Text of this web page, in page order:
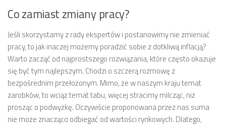
Co zamiast zmiany pracy?
Jeśli skorzystamy z rady ekspertów i postanowimy nie zmieniać
pracy, to jak inaczej możemy poradzić sobie z dotkliwą inflacją?
Warto zacząć od najprostszego rozwiązania, które często okazuje
się być tym najlepszym. Chodzi o szczerą rozmowę z
bezpośrednim przełożonym. Mimo, że w naszym kraju temat
zarobków, to wciąż temat tabu, więcej stracimy milcząc, niż
prosząc o podwyżkę. Oczywiście proponowana przez nas suma
nie może znacząco odbiegać od wartości rynkowych. Dlatego,